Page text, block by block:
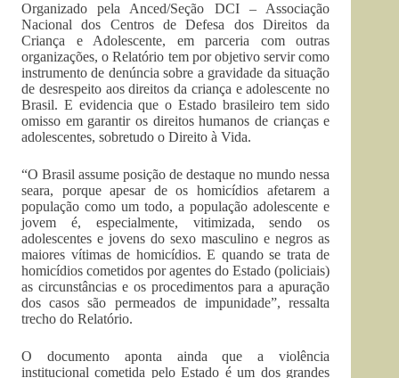
Organizado pela Anced/Seção DCI – Associação
Nacional dos Centros de Defesa dos Direitos da
Criança e Adolescente, em parceria com outras
organizações, o Relatório tem por objetivo servir como
instrumento de denúncia sobre a gravidade da situação
de desrespeito aos direitos da criança e adolescente no
Brasil. E evidencia que o Estado brasileiro tem sido
omisso em garantir os direitos humanos de crianças e
adolescentes, sobretudo o Direito à Vida.
“O Brasil assume posição de destaque no mundo nessa
seara, porque apesar de os homicídios afetarem a
população como um todo, a população adolescente e
jovem é, especialmente, vitimizada, sendo os
adolescentes e jovens do sexo masculino e negros as
maiores vítimas de homicídios. E quando se trata de
homicídios cometidos por agentes do Estado (policiais)
as circunstâncias e os procedimentos para a apuração
dos casos são permeados de impunidade”, ressalta
trecho do Relatório.
O documento aponta ainda que a violência
institucional cometida pelo Estado é um dos grandes